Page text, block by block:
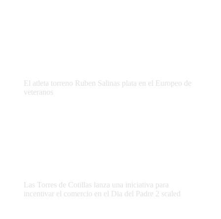
El atleta torreno Ruben Salinas plata en el Europeo de
veteranos
Las Torres de Cotillas lanza una iniciativa para
incentivar el comercio en el Dia del Padre 2 scaled